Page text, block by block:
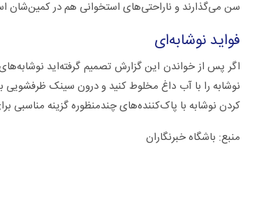
سن می‌گذارند و ناراحتی‌های استخوانی هم در کمین‌شان
فواید نوشابه‌ای
اگر پس از خواندن این گزارش تصمیم گرفته‌اید
نوشابه را با آب داغ مخلوط کنید و درون سینک ظرفشویی
کردن نوشابه با پاک‌کننده‌های چندمنظوره گزینه
منبع: باشگاه خبرنگاران